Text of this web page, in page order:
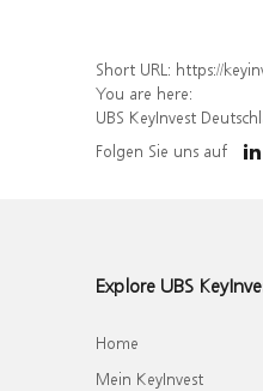
Short URL: https://keyinvest-
You are here:
UBS KeyInvest
Folgen Sie uns auf
Explore UBS
Home
Mein KeyInvest